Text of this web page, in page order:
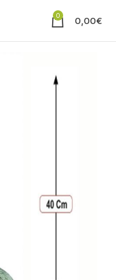
0 0,00€